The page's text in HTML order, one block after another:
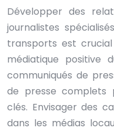
Développer des
journalistes
transports est
médiatique positive
communiqués de
de presse complets
clés. Envisager des
dans les médias